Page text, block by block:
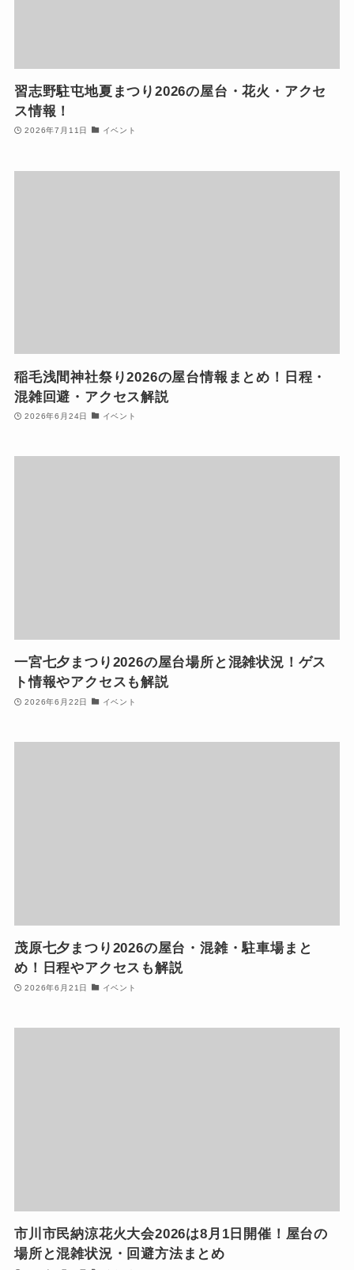
習志野駐屯地夏まつり2026の屋台・花火・アクセ
ス情報！
2026年7月11日 イベント
稲毛浅間神社祭り2026の屋台情報まとめ！日程・
混雑回避・アクセス解説
2026年6月24日 イベント
一宮七夕まつり2026の屋台場所と混雑状況！ゲス
ト情報やアクセスも解説
2026年6月22日 イベント
茂原七夕まつり2026の屋台・混雑・駐車場まと
め！日程やアクセスも解説
2026年6月21日 イベント
市川市民納涼花火大会2026は8月1日開催！屋台の
場所と混雑状況・回避方法まとめ